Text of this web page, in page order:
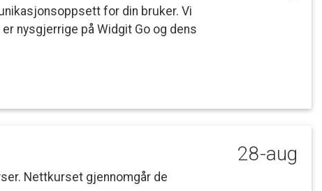
for din bruker. Vi
er nysgjerrige på Widgit Go og dens
Nettkurset gjennomgår de
28-aug